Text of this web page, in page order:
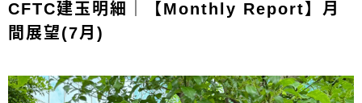
CFTC建玉明細｜【Monthly Report】月
間展望(7月)